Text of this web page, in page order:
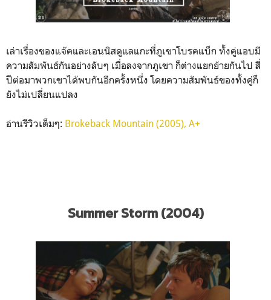
เล่าเรื่องของแจ๊คและเอนนิสดูแลแกะที่ภูเขาโบรคแบ็ก ทั้งคู่แอบมี
ความสัมพันธ์กันอย่างลับๆ เมื่อลงจากภูเขา ก็ต่างแยกย้ายกันไป สี่
ปีต่อมาพวกเขาได้พบกันอีกครั้งหนึ่ง โดยความสัมพันธ์ของทั้งคู่ก็
ยังไม่เปลี่ยนแปลง
อ่านรีวิวเต็มๆ: Brokeback Mountain (2005), A+
Summer Storm (2004)